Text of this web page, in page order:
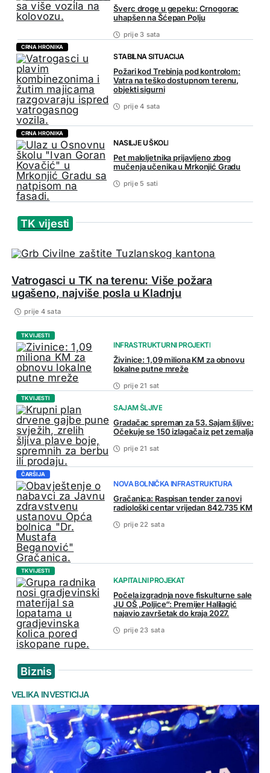
Šverc droge u gepeku: Crnogorac
uhapšen na Šćepan Polju
prije 3 sata
CRNA HRONIKA
STABILNA SITUACIJA
Požari kod Trebinja pod kontrolom:
Vatra na teško dostupnom terenu,
objekti sigurni
prije 4 sata
CRNA HRONIKA
NASILJE U ŠKOLI
Pet maloljetnika prijavljeno zbog
mučenja učenika u Mrkonjić Gradu
prije 5 sati
TK vijesti
Vatrogasci u TK na terenu: Više požara
ugašeno, najviše posla u Kladnju
prije 4 sata
TK VIJESTI
INFRASTRUKTURNI PROJEKTI
Živinice: 1,09 miliona KM za obnovu
lokalne putne mreže
prije 21 sat
TK VIJESTI
SAJAM ŠLJIVE
Gradačac spreman za 53. Sajam šljive:
Očekuje se 150 izlagača iz pet zemalja
prije 21 sat
ČARŠIJA
NOVA BOLNIČKA INFRASTRUKTURA
Gračanica: Raspisan tender za novi
radiološki centar vrijedan 842.735 KM
prije 22 sata
TK VIJESTI
KAPITALNI PROJEKAT
Počela izgradnja nove fiskulturne sale
JU OŠ „Poljice“: Premijer Halilagić
najavio završetak do kraja 2027.
prije 23 sata
Biznis
VELIKA INVESTICIJA